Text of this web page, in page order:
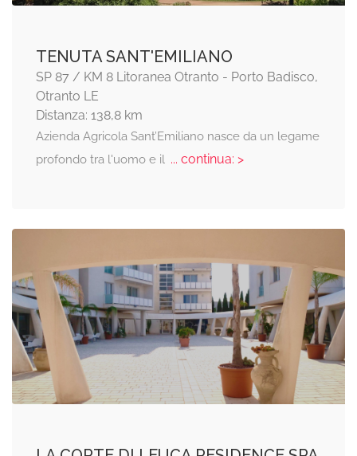
TENUTA SANT'EMILIANO
SP 87 / KM 8 Litoranea Otranto - Porto Badisco,
Otranto LE
Distanza: 138,8 km
Azienda Agricola Sant’Emiliano nasce da un legame
profondo tra l'uomo e il... continua: >